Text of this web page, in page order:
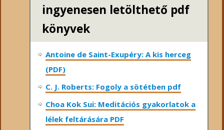
ingyenesen letölthető pdf
könyvek
Antoine de Saint-Exupéry: A kis herceg
(PDF)
C. J. Roberts: Fogoly a sötétben pdf
Choa Kok Sui: Meditációs gyakorlatok a
lélek feltárására PDF